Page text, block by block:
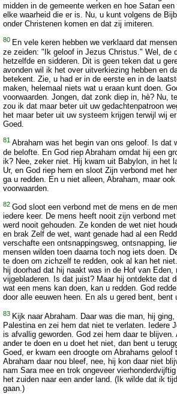
midden in de gemeente werken en hoe Satan
elke waarheid die er is. Nu, u kunt volgens de
onder Christenen komen en dat zij imiteren.
80 En vele keren hebben we verklaard dat
ze zeiden: "Ik geloof in Jezus Christus." Wel, de
hetzelfde en sidderen. Dit is geen teken dat u
avonden wil ik het over uitverkiezing hebben en
betekent. Zie, u had er in de eerste en in de
maken, helemaal niets wat u eraan kunt doen.
voorwaarden. Jongen, dat zonk diep in, hè? Nu,
zou ik dat maar beter uit uw gedachtenpatroon
het maar beter uit uw systeem krijgen terwijl wij
Goed.
81 Abraham was het begin van ons geloof. Is dat
de belofte. En God riep Abraham omdat hij een
ik? Nee, zeker niet. Hij kwam uit Babylon, in het
Ur, en God riep hem en sloot Zijn verbond met
ga u redden. En u niet alleen, Abraham, maar
voorwaarden.
82 God sloot een verbond met de mens en de
iedere keer. De mens heeft nooit zijn verbond
werd nooit gehouden. Ze konden de wet niet
en brak Zelf de wet, want genade had al een
verschafte een ontsnappingsweg, ontsnapping,
mensen wilden toen daarna toch nog iets doen.
te doen om zichzelf te redden, ook al kan het
hij doorhad dat hij naakt was in de Hof van
vijgebladeren. Is dat juist? Maar hij ontdekte dat
wat een mens kan doen, kan u redden. God
door alle eeuwen heen. En als u gered bent, bent
83 Kijk naar Abraham. Daar was die man, hij
Palestina en zei hem dat niet te verlaten. Iedere
is afvallig geworden. God zei hem daar te
ander te doen en u doet het niet, dan bent u
Goed, er kwam een droogte om Abrahams
Abraham daar nou bleef, nee, hij kon daar niet
nam Sara mee en trok ongeveer
het zuiden naar een ander land. (Ik wilde dat ik
gaan.)